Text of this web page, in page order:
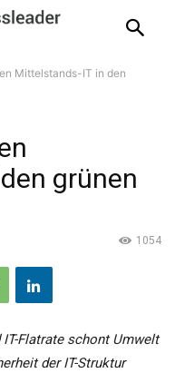
Mittelstands-IT in den
grünen
1054
Flatrate schont Umwelt
der IT-Struktur